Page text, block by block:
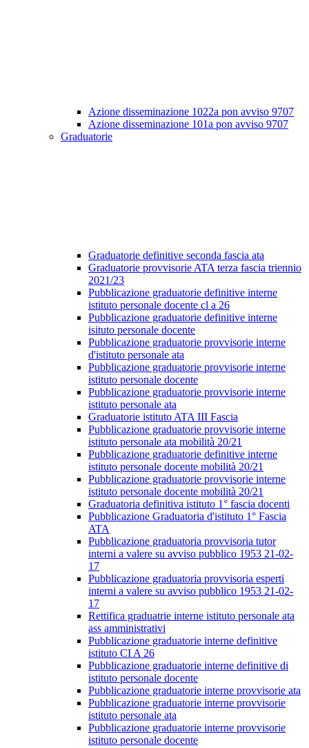
Azione disseminazione 1022a pon avviso 9707
Azione disseminazione 101a pon avviso 9707
Graduatorie
Graduatorie definitive seconda fascia ata
Graduatorie provvisorie ATA terza fascia triennio
2021/23
Pubblicazione graduatorie definitive interne
istituto personale docente cl a 26
Pubblicazione graduatorie definitive interne
isituto personale docente
Pubblicazione graduatorie provvisorie interne
d'istituto personale ata
Pubblicazione graduatorie provvisorie interne
istituto personale docente
Pubblicazione graduatorie provvisorie interne
istituto personale ata
Graduatorie istituto ATA III Fascia
Pubblicazione graduatorie provvisorie interne
istituto personale ata mobilità 20/21
Pubblicazione graduatorie definitive interne
istituto personale docente mobilità 20/21
Pubblicazione graduatorie provvisorie interne
istituto personale docente mobilità 20/21
Graduatoria definitiva istituto 1° fascia docenti
Pubblicazione Graduatoria d'istituto 1° Fascia
ATA
Pubblicazione graduatoria provvisoria tutor
interni a valere su avviso pubblico 1953 21-02-
17
Pubblicazione graduatoria provvisoria esperti
interni a valere su avviso pubblico 1953 21-02-
17
Rettifica graduatrie interne istituto personale ata
ass amministrativi
Pubblicazione graduatorie interne definitive
istituto CI A 26
Pubblicazione graduatorie interne definitive di
istituto personale docente
Pubblicazione graduatorie interne provvisorie ata
Pubblicazione graduatorie interne provvisorie
istituto personale ata
Pubblicazione graduatorie interne provvisorie
istituto personale docente